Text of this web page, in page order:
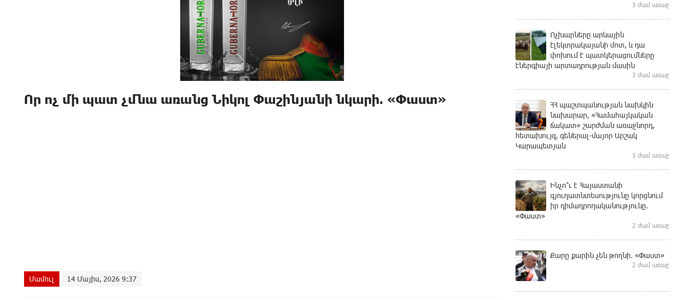
Որ ոչ մի պատ չմնա առանց Նիկոլ Փաշինյանի նկարի. «Փաստ»
Մամուլ 14 Մայիս, 2026 9:37
3 ժամ առաջ
Ոչխարները արևային
էլեկտրակայանի մոտ, և դա
փոխում է պատկերացումները
էներգիայի արտադրության մասին
3 ժամ առաջ
ՀՀ պաշտպանության նախկին
նախարար, «Համահայկական
ճակատ» շարժման առաջնորդ,
հետախույզ, գեներալ-մայոր Արշակ
Կարապետյան
3 ժամ առաջ
Ինչո՞ւ է Հայաստանի
գյուղատնտեսությունը կորցնում
իր դիմադրողականությունը.
«Փաստ»
2 ժամ առաջ
Քարը քարին չեն թողնի. «Փաստ»
2 ժամ առաջ